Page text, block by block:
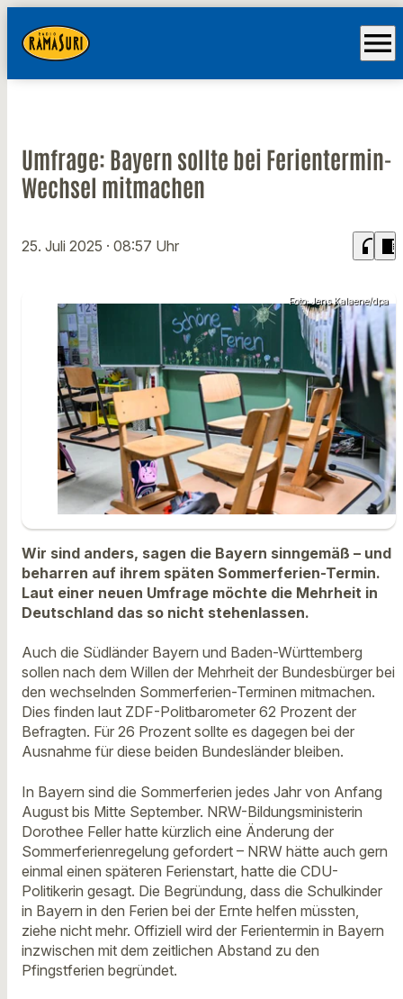
menu
Umfrage: Bayern sollte bei Ferientermin-
Wechsel mitmachen
25. Juli 2025 · 08:57 Uhr headphones chrome_reader_mode
Foto: Jens Kalaene/dpa
Wir sind anders, sagen die Bayern sinngemäß – und
beharren auf ihrem späten Sommerferien-Termin.
Laut einer neuen Umfrage möchte die Mehrheit in
Deutschland das so nicht stehenlassen.
Auch die Südländer Bayern und Baden-Württemberg
sollen nach dem Willen der Mehrheit der Bundesbürger bei
den wechselnden Sommerferien-Terminen mitmachen.
Dies finden laut ZDF-Politbarometer 62 Prozent der
Befragten. Für 26 Prozent sollte es dagegen bei der
Ausnahme für diese beiden Bundesländer bleiben.
In Bayern sind die Sommerferien jedes Jahr von Anfang
August bis Mitte September. NRW-Bildungsministerin
Dorothee Feller hatte kürzlich eine Änderung der
Sommerferienregelung gefordert – NRW hätte auch gern
einmal einen späteren Ferienstart, hatte die CDU-
Politikerin gesagt. Die Begründung, dass die Schulkinder
in Bayern in den Ferien bei der Ernte helfen müssten,
ziehe nicht mehr. Offiziell wird der Ferientermin in Bayern
inzwischen mit dem zeitlichen Abstand zu den
Pfingstferien begründet.